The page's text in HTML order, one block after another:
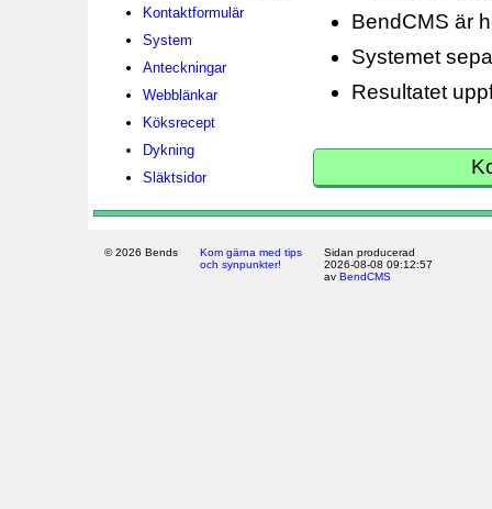
Kontaktformulär
System
Anteckningar
Webblänkar
Köksrecept
Dykning
Släktsidor
BendCMS är
Systemet
Resultatet
© 2026 Bends
Kom gärna med tips
och synpunkter!
Sidan producerad
2026-08-08 09:12:57
av BendCMS